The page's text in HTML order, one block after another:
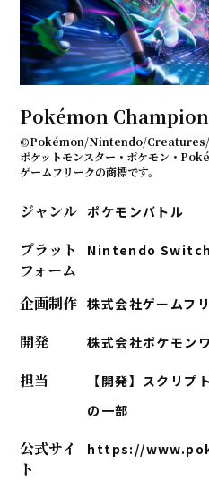
Pokémon
©Pokémon/Nintendo/Creatures/
ポケットモンスター・ポケモン・
ゲームフリークの商標です。
ジャンル ポケモンバトル
プラット
フォーム
Nintendo
企画制作 株式会社ゲームフ
開発 株式会社ポケモン
担当
【開発】スクリプ
の一部
公式サイ
ト
https://